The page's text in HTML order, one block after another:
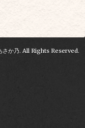
か乃. All Rights Reserved.